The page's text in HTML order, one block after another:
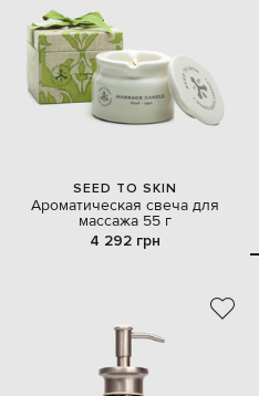
SEED TO SKIN
Ароматическая свеча для
массажа 55 г
4 292 грн